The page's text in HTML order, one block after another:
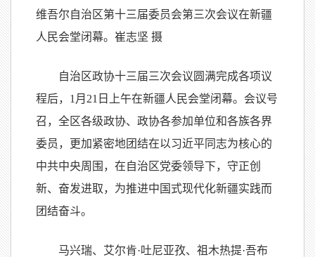
维吾尔自治区第十三届委员会第三次会议在新疆
人民会堂闭幕。崔志坚 摄
自治区政协十三届三次会议圆满完成各项议
程后，1月21日上午在新疆人民会堂闭幕。会议号
召，全区各级政协、政协各参加单位和各族各界
委员，更加紧密地团结在以习近平同志为核心的
中共中央周围，在自治区党委领导下，守正创
新、奋发进取，为推进中国式现代化新疆实践而
团结奋斗。
马兴瑞、艾尔肯·吐尼亚孜、祖木热提·吾布